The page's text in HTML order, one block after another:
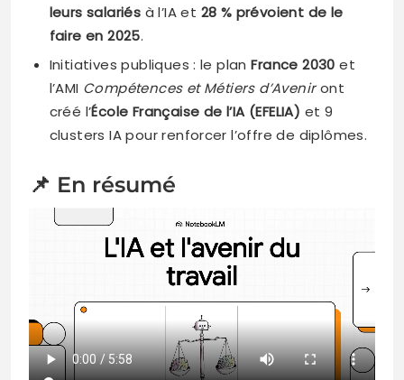
leurs salariés à l’IA et 28 % prévoient de le
faire en 2025.
Initiatives publiques : le planFrance 2030 et
l’AMI Compétences et Métiers d’Aveniront
créé l’École Française de l’IA (EFELIA) et 9
clusters IA pour renforcer l’offre de diplômes.
📌 En résumé